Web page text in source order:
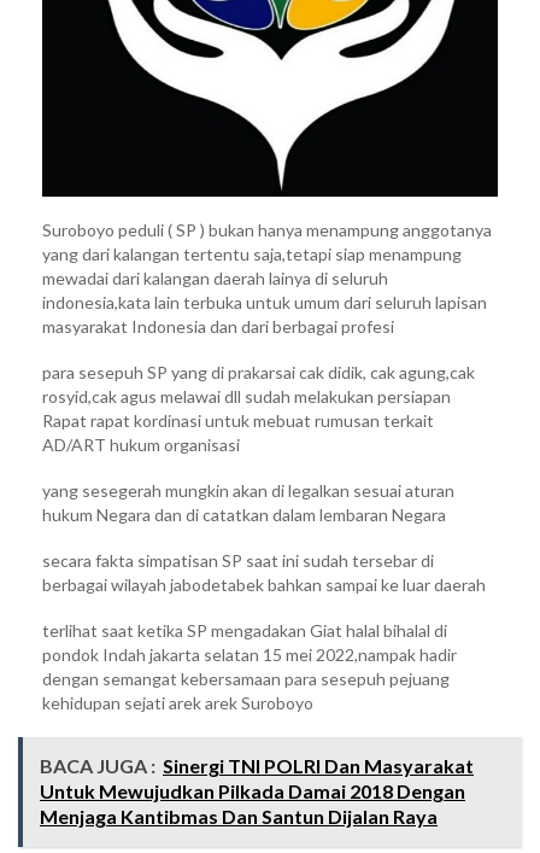
Suroboyo peduli ( SP ) bukan hanya menampung anggotanya
yang dari kalangan tertentu saja,tetapi siap menampung
mewadai dari kalangan daerah lainya di seluruh
indonesia,kata lain terbuka untuk umum dari seluruh lapisan
masyarakat Indonesia dan dari berbagai profesi
para sesepuh SP yang di prakarsai cak didik, cak agung,cak
rosyid,cak agus melawai dll sudah melakukan persiapan
Rapat rapat kordinasi untuk mebuat rumusan terkait
AD/ART hukum organisasi
yang sesegerah mungkin akan di legalkan sesuai aturan
hukum Negara dan di catatkan dalam lembaran Negara
secara fakta simpatisan SP saat ini sudah tersebar di
berbagai wilayah jabodetabek bahkan sampai ke luar daerah
terlihat saat ketika SP mengadakan Giat halal bihalal di
pondok Indah jakarta selatan 15 mei 2022,nampak hadir
dengan semangat kebersamaan para sesepuh pejuang
kehidupan sejati arek arek Suroboyo
BACA JUGA : Sinergi TNI POLRI Dan Masyarakat
Untuk Mewujudkan Pilkada Damai 2018 Dengan
Menjaga Kantibmas Dan Santun Dijalan Raya